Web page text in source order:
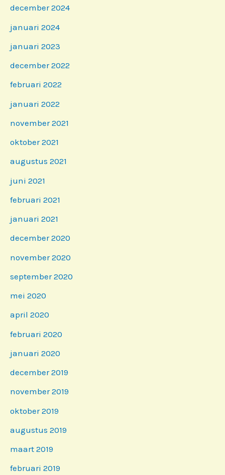
december 2024
januari 2024
januari 2023
december 2022
februari 2022
januari 2022
november 2021
oktober 2021
augustus 2021
juni 2021
februari 2021
januari 2021
december 2020
november 2020
september 2020
mei 2020
april 2020
februari 2020
januari 2020
december 2019
november 2019
oktober 2019
augustus 2019
maart 2019
februari 2019